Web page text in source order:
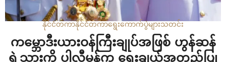
နိုင်ငံတကာနိုင်ငံတကာရွေးကောက်ပွဲများသတင်း
ကမ္ဘောဒီးယားဝန်ကြီးချုပ်အဖြစ် ဟွန်ဆန်
ရဲ့သားကို ပါလီမန်က ရွေးချယ်အတည်ပြု